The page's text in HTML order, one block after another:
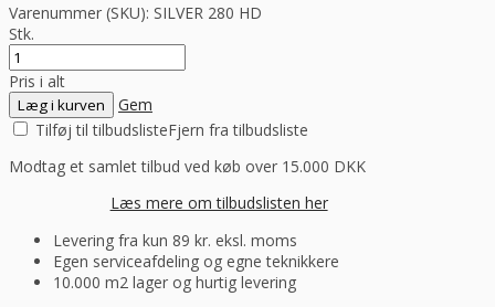
Varenummer (SKU): SILVER 280 HD
Stk.
Pris i alt
Læg i kurven
Gem
Tilføj til tilbudslisteFjern fra tilbudsliste
Modtag et samlet tilbud ved køb over 15.000 DKK
Læs mere om tilbudslisten her
Levering fra kun 89 kr. eksl. moms
Egen serviceafdeling og egne teknikkere
10.000 m2 lager og hurtig levering